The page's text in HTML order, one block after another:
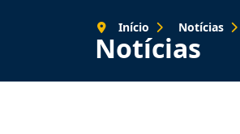
Notícias
Início Notícias